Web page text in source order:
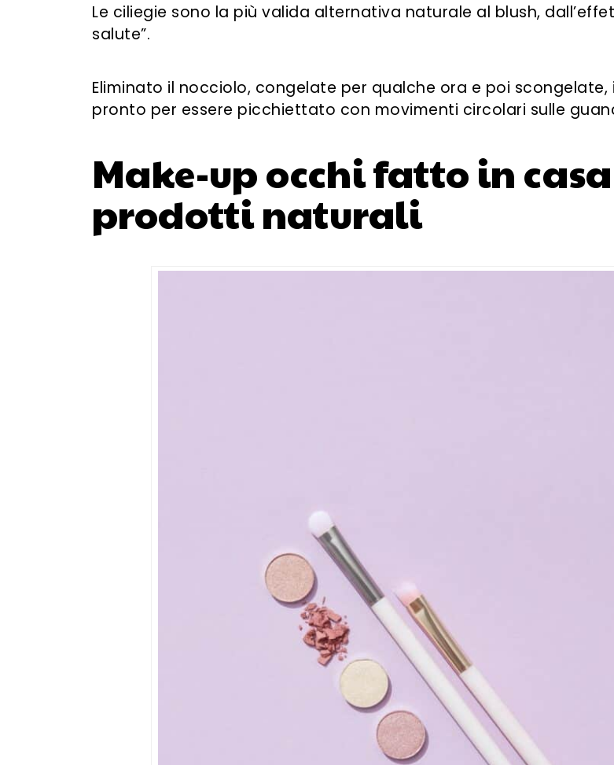
Le ciliegie sono la più valida alternativa naturale al blush,
salute”.
Eliminato il nocciolo, congelate per qualche ora e poi scongelate,
pronto per essere picchiettato con movimenti circolari sulle
Make-up occhi fatto in
prodotti naturali